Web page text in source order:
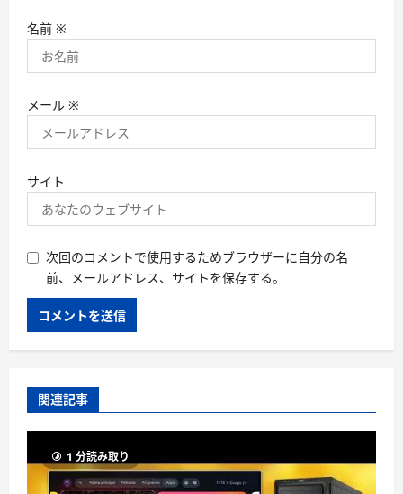
名前 ※
メール ※
サイト
次回のコメントで使用するためブラウザーに自分の名
前、メールアドレス、サイトを保存する。
関連記事
1 分読み取り